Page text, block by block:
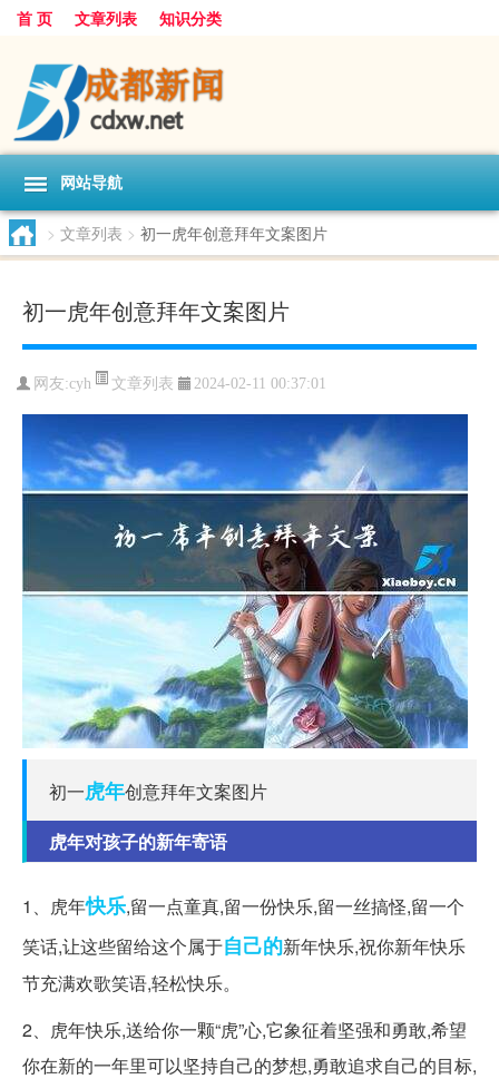
首 页 文章列表 知识分类
网站导航
> 文章列表 > 初一虎年创意拜年文案图片
初一虎年创意拜年文案图片
网友:cyh 文章列表 2024-02-11 00:37:01
初一虎年创意拜年文案图片
虎年对孩子的新年寄语
1、虎年快乐,留一点童真,留一份快乐,留一丝搞怪,留一个
笑话,让这些留给这个属于自己的新年快乐,祝你新年快乐
节充满欢歌笑语,轻松快乐。
2、虎年快乐,送给你一颗“虎”心,它象征着坚强和勇敢,希望
你在新的一年里可以坚持自己的梦想,勇敢追求自己的目标,